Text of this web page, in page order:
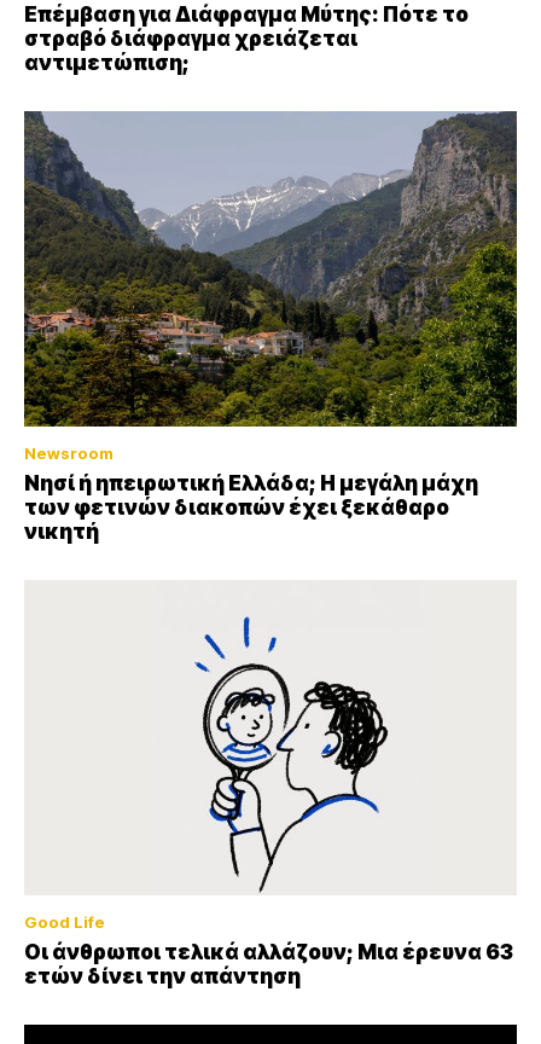
Επέμβαση για Διάφραγμα Μύτης: Πότε το
στραβό διάφραγμα χρειάζεται
αντιμετώπιση;
Newsroom
Νησί ή ηπειρωτική Ελλάδα; Η μεγάλη μάχη
των φετινών διακοπών έχει ξεκάθαρο
νικητή
Good Life
Οι άνθρωποι τελικά αλλάζουν; Μια έρευνα 63
ετών δίνει την απάντηση